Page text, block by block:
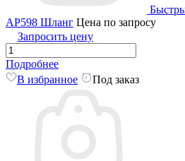
AP598 Шланг Цена по запросу
Запросить цену
Подробнее
В избранное
Под заказ